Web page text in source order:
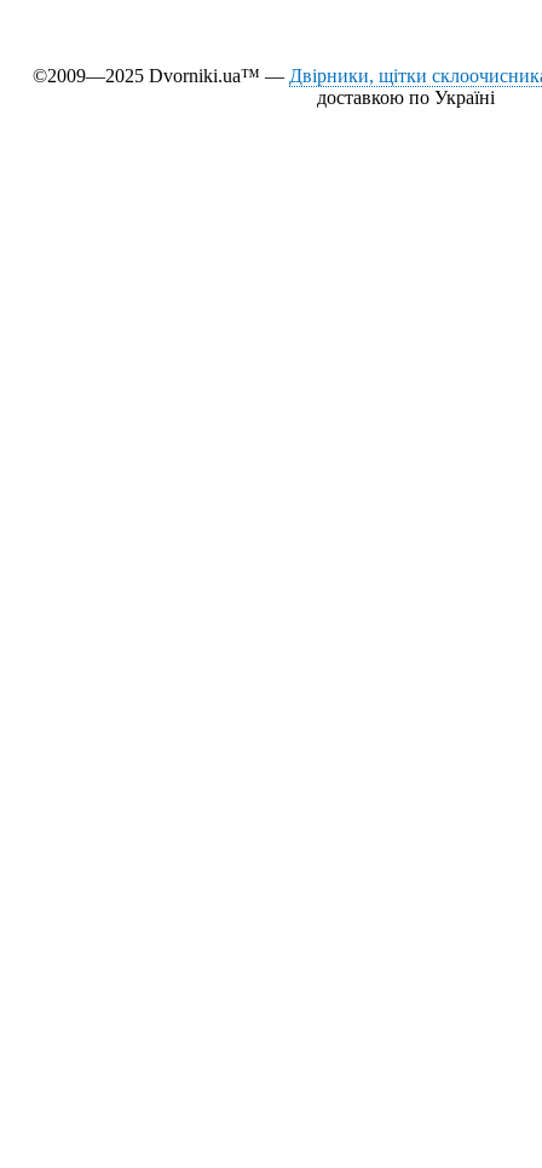
©2009—2025 Dvorniki.ua™ — Двірники, щітки
доставкою по Україні